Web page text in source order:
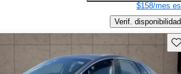
$158/mes
Verif. disponibilidad